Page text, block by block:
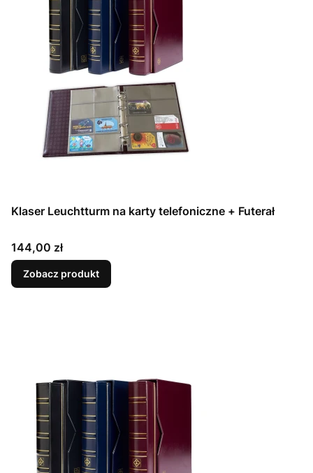
Klaser Leuchtturm na karty telefoniczne + Futerał
Cena
144,00 zł
Zobacz produkt